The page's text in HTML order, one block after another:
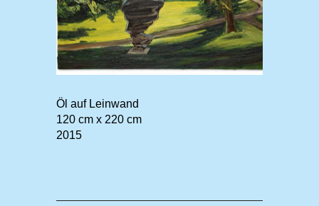
Öl auf Leinwand
120 cm x 220 cm
2015